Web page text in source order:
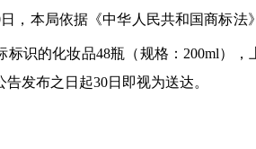
本局依据《中华人民共和国商标法
标识的化妆品48瓶（规格：200ml）
发布之日起30日即视为送达。